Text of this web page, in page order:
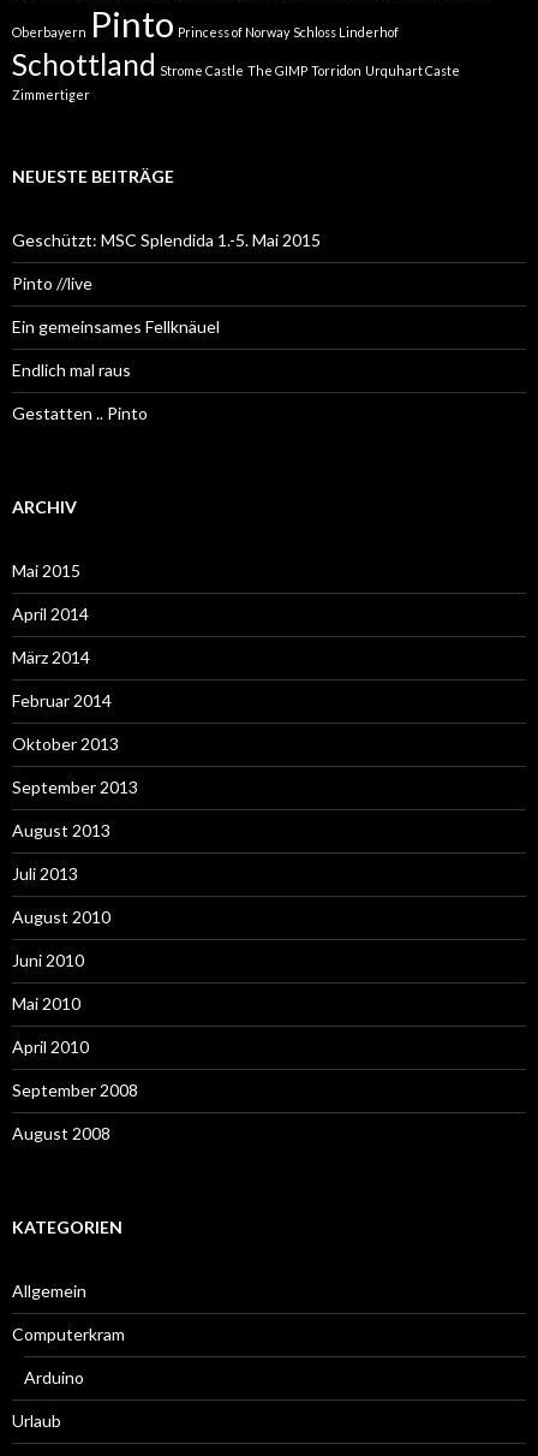
Oberbayern Pinto Princess of Norway Schloss Linderhof
Schottland Strome Castle The GIMP Torridon Urquhart Caste
Zimmertiger
NEUESTE BEITRÄGE
Geschützt: MSC Splendida 1.-5. Mai 2015
Pinto //live
Ein gemeinsames Fellknäuel
Endlich mal raus
Gestatten .. Pinto
ARCHIV
Mai 2015
April 2014
März 2014
Februar 2014
Oktober 2013
September 2013
August 2013
Juli 2013
August 2010
Juni 2010
Mai 2010
April 2010
September 2008
August 2008
KATEGORIEN
Allgemein
Computerkram
Arduino
Urlaub